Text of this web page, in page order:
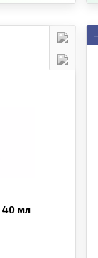
40 мл